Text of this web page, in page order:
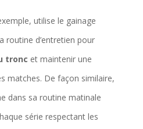
utilise le gainage
routine d’entretien pour
tronc et maintenir une
matches. De façon similaire,
dans sa routine matinale
série respectant les